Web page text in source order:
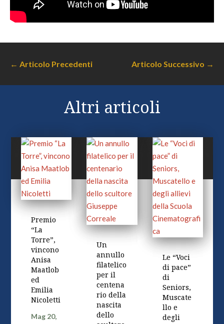
← Articolo Precedenti Articolo Successivo →
Altri articoli
Premio
“La
Torre”,
vincono
Anisa
Maatlob
ed
Emilia
Nicoletti
Mag 20,
Un
annullo
filatelico
per il
centena
rio della
nascita
dello
Le “Voci
di pace”
di
Seniors,
Muscate
llo e
degli